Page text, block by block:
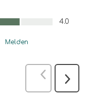
4.0
Melden
Vorige